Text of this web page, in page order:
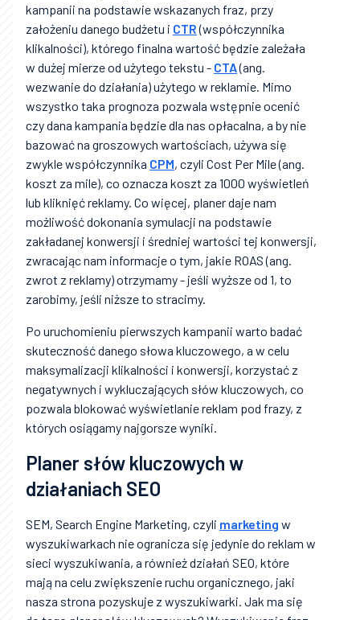
kampanii na podstawie wskazanych fraz, przy
założeniu danego budżetu i CTR(współczynnika
klikalności), którego finalna wartość będzie zależała
w dużej mierze od użytego tekstu - CTA(ang.
wezwanie do działania) użytego w reklamie. Mimo
wszystko taka prognoza pozwala wstępnie ocenić
czy dana kampania będzie dla nas opłacalna, a by nie
bazować na groszowych wartościach, używa się
zwykle współczynnika CPM, czyli Cost Per Mile (ang.
koszt za mile), co oznacza koszt za 1000 wyświetleń
lub kliknięć reklamy. Co więcej, planer daje nam
możliwość dokonania symulacji na podstawie
zakładanej konwersji i średniej wartości tej konwersji,
zwracając nam informacje o tym, jakie ROAS (ang.
zwrot z reklamy) otrzymamy - jeśli wyższe od 1, to
zarobimy, jeśli niższe to stracimy.
Po uruchomieniu pierwszych kampanii warto badać
skuteczność danego słowa kluczowego, a w celu
maksymalizacji klikalności i konwersji, korzystać z
negatywnych i wykluczających słów kluczowych, co
pozwala blokować wyświetlanie reklam pod frazy, z
których osiągamy najgorsze wyniki.
Planer słów kluczowych w
działaniach SEO
SEM, Search Engine Marketing, czyli marketing w
wyszukiwarkach nie ogranicza się jedynie do reklam w
sieci wyszukiwania, a również działań SEO, które
mają na celu zwiększenie ruchu organicznego, jaki
nasza strona pozyskuje z wyszukiwarki. Jak ma się